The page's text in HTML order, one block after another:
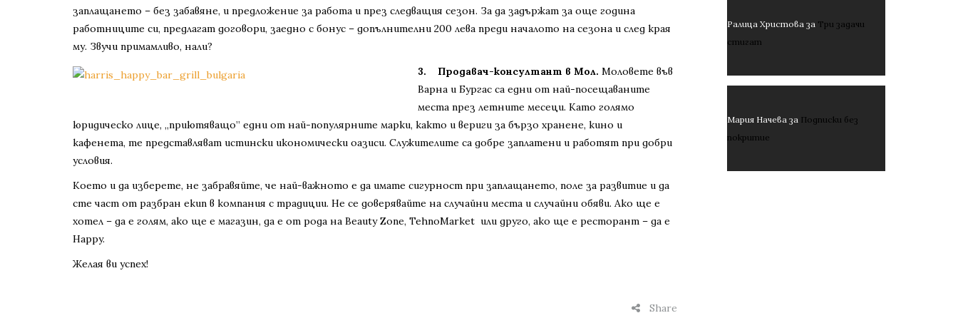
заплащането – без забавяне, и предложение за работа и през следващия сезон. За да задържат за още година
работниците си, предлагат договори, заедно с бонус – допълнителни 200 лева преди началото на сезона и след края
му. Звучи примамливо, нали?
3.
Продавач-консултант в Мол. Моловете във
Варна и Бургас са едни от най-посещаваните
места през летните месеци. Като голямо
юридическо лице, „приютяващо” едни от най-популярните марки, както и вериги за бързо хранене, кино и
кафенета, те представляват истински икономически оазиси. Служителите са добре заплатени и работят при добри
условия.
Което и да изберете, не забравяйте, че най-важното е да имате сигурност при заплащането, поле за развитие и да
сте част от разбран екип в компания с традиции. Не се доверявайте на случайни места и случайни обяви. Ако ще е
хотел – да е голям, ако ще е магазин, да е от рода на Beauty Zone, TehnoMarket или друго, ако ще е ресторант – да е
Happy.
Желая ви успех!
Share
Ралица Христоваза Три задачи
стигат
Мария Начеваза Подписки без
покритие